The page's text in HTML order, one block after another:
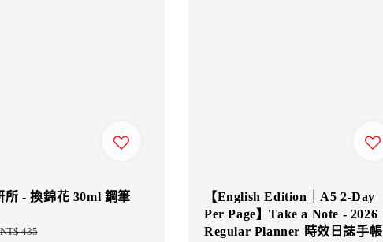
所 - 換錦花 30ml 鋼筆
Regular
NT$ 435
【English Edition｜A5 2-Day
Per Page】Take a Note - 2026
Regular Planner 時效日誌手帳